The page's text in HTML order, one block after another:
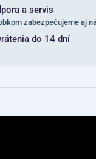
a servis
zabezpečujeme aj
do 14 dní